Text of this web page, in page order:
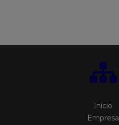
Inicio
Empresa